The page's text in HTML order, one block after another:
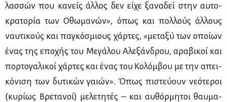
λασ­σών που κα­νείς άλ­λος δεν εί­χε ξα­να­δεί στην αυ­το­
κρα­το­ρία των Οθω­μα­νών», όπως και πολ­λούς άλ­λους
ναυ­τι­κούς και πα­γκό­σμιους χάρ­τες, «με­τα­ξύ των οποί­ων
ένας της επο­χής του Με­γά­λου Αλε­ξάν­δρου, αρα­βι­κοί και
πορ­το­γα­λι­κοί χάρ­τες και ένας του Κο­λόμ­βου με την απει­
κό­νι­ση των δυ­τι­κών γαιών». Όπως πι­στεύ­ουν νε­ό­τε­ροι
(κυ­ρί­ως Βρε­τα­νοί) με­λε­τη­τές – και αυ­θόρ­μη­τοι θαυ­μα­